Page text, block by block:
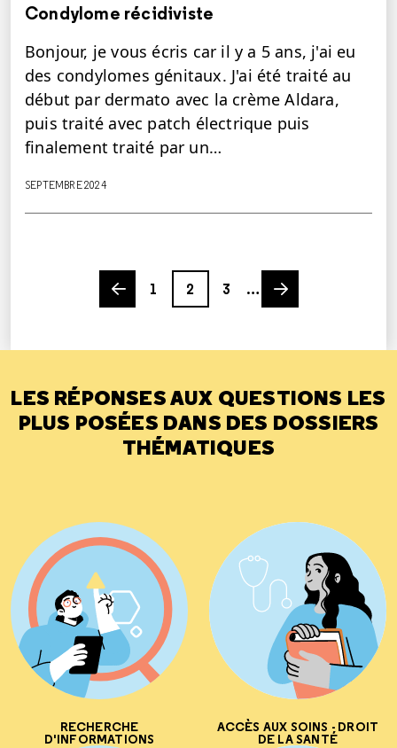
Condylome récidiviste
Bonjour, je vous écris car il y a 5 ans, j'ai eu
des condylomes génitaux. J'ai été traité au
début par dermato avec la crème Aldara,
puis traité avec patch électrique puis
finalement traité par un…
SEPTEMBRE 2024
Previous page
1
Page
2
Page
3
…
Next page
LES RÉPONSES AUX QUESTIONS LES
PLUS POSÉES DANS DES DOSSIERS
THÉMATIQUES
RECHERCHE
D'INFORMATIONS
ACCÈS AUX SOINS - DROIT
DE LA SANTÉ